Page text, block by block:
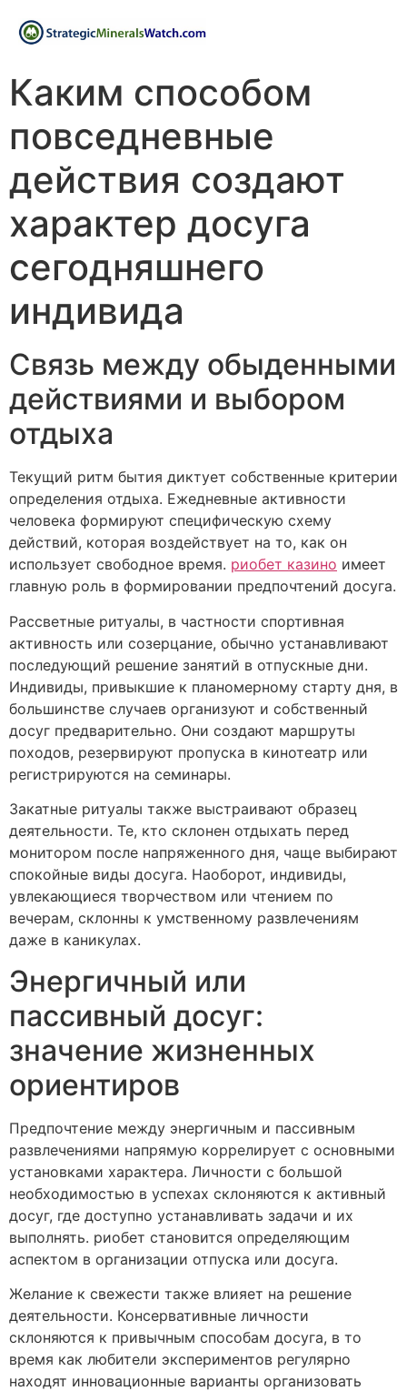
Каким способом
повседневные
действия создают
характер досуга
сегодняшнего
индивида
Связь между обыденными
действиями и выбором
отдыха
Текущий ритм бытия диктует собственные критерии
определения отдыха. Ежедневные активности
человека формируют специфическую схему
действий, которая воздействует на то, как он
использует свободное время. риобет казино имеет
главную роль в формировании предпочтений досуга.
Рассветные ритуалы, в частности спортивная
активность или созерцание, обычно устанавливают
последующий решение занятий в отпускные дни.
Индивиды, привыкшие к планомерному старту дня, в
большинстве случаев организуют и собственный
досуг предварительно. Они создают маршруты
походов, резервируют пропуска в кинотеатр или
регистрируются на семинары.
Закатные ритуалы также выстраивают образец
деятельности. Те, кто склонен отдыхать перед
монитором после напряженного дня, чаще выбирают
спокойные виды досуга. Наоборот, индивиды,
увлекающиеся творчеством или чтением по
вечерам, склонны к умственному развлечениям
даже в каникулах.
Энергичный или
пассивный досуг:
значение жизненных
ориентиров
Предпочтение между энергичным и пассивным
развлечениями напрямую коррелирует с основными
установками характера. Личности с большой
необходимостью в успехах склоняются к активный
досуг, где доступно устанавливать задачи и их
выполнять. риобет становится определяющим
аспектом в организации отпуска или досуга.
Желание к свежести также влияет на решение
деятельности. Консервативные личности
склоняются к привычным способам досуга, в то
время как любители экспериментов регулярно
находят инновационные варианты организовать